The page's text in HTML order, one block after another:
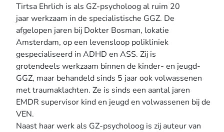
Tirtsa Ehrlich is als GZ-psycholoog al ruim 20
jaarwerkzaam in de specialistische GGZ. De
afgelopen jaren bij Dokter Bosman, lokatie
Amsterdam, op een levensloop polikliniek
gespecialiseerd in ADHD en ASS. Zij is
grotendeels werkzaam binnen de kinder- en jeugd-
GGZ, maar behandeld sinds 5 jaar ook volwassenen
met traumaklachten. Ze is sinds een aantal jaren
EMDR supervisor kind en jeugd en volwassenen bij de
VEN.
Naast haar werk als GZ-psycholoog is zij auteur van